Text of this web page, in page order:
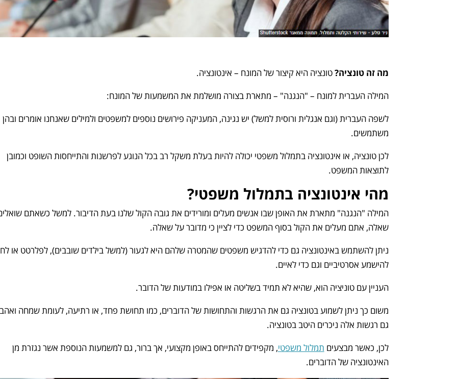
מה זה טונציה?טונציה היא קיצור של המונח – אינטונציה.
המילה העברית למונח – "הנגנה" – מתארת בצורה מושלמת את המשמעות של המונח:
לשפה העברית (וגם אנגלית ורוסית למשל) יש נגינה, המעניקה פירושים נוספים למשפטים ולמילים שאנחנו אומרים ובהן
משתמשים.
לכן טונציה, או אינטונציה בתמלול משפטי יכולה להיות בעלת משקל רב בכל הנוגע לפרשנות והתייחסות השופט וכמובן
לתוצאות המשפט.
מהי אינטונציה בתמלול משפטי?
המילה "הנגנה" מתארת את האופן שבו אנשים מעלים ומורידים את גובה הקול שלנו בעת הדיבור. למשל כשאתם
שאלה, אתם מעלים את הקול בסוף המשפט כדי לציין כי מדובר על שאלה.
ניתן להשתמש באינטונציה גם כדי להדגיש משפטים שהמטרה שלהם היא לגעור (למשל בילדים שובבים), לפלרטט או
להישמע אסרטיביים וגם כדי לאיים.
העניין עם טוניציה הוא, שהיא לא תמיד בשליטה או אפילו במודעות של הדובר.
משום כך ניתן לשמוע בטונציה גם את הרגשות והתחושות של הדוברים, כמו תחושת פחד, או רתיעה, לעומת שמחה
גם רגשות אלה ניכרים היטב בטונציה.
לכן, כאשר מבצעים תמלול משפטי, מקפידים להתייחס באופן מקצועי, אך ברור, גם למשמעות הנוספת אשר נגזרת מן
האינטונציה של הדוברים.